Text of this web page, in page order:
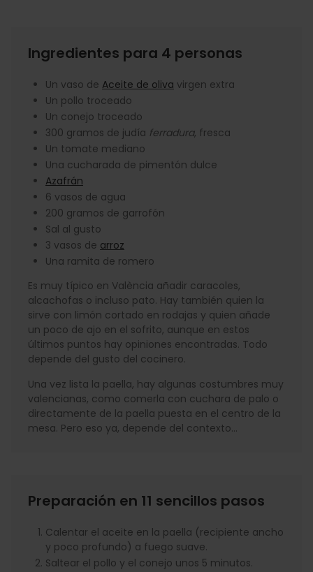
Ingredientes para 4 personas
Un vaso de Aceite de oliva virgen extra
Un pollo troceado
Un conejo troceado
300 gramos de judía ferradura, fresca
Un tomate mediano
Una cucharada de pimentón dulce
Azafrán
6 vasos de agua
200 gramos de garrofón
Sal al gusto
3 vasos de arroz
Una ramita de romero
Es muy típico en València añadir caracoles,
alcachofas o incluso pato. Hay también quien la
sirve con limón cortado en rodajas y quien añade
un poco de ajo en el sofrito, aunque en estos
últimos puntos hay opiniones encontradas. Todo
depende del gusto del cocinero.
Una vez lista la paella, hay algunas costumbres muy
valencianas, como comerla con cuchara de palo o
directamente de la paella puesta en el centro de la
mesa. Pero eso ya, depende del contexto…
Preparación en 11 sencillos pasos
Calentar el aceite en la paella (recipiente ancho
y poco profundo) a fuego suave.
Saltear el pollo y el conejo unos 5 minutos.